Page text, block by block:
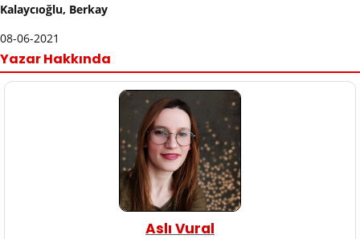
Kalaycıoğlu, Berkay
08-06-2021
Yazar Hakkında
Aslı Vural